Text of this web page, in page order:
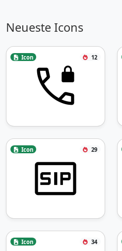
Neueste Icons
Icon 12
Icon 29
Icon 34